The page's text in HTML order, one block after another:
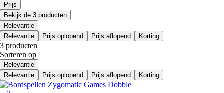
Prijs
Bekijk de 3 producten
Relevantie
Relevantie
Prijs oplopend Prijs aflopend Korting
3 producten
Sorteren op
Relevantie
Relevantie
Prijs oplopend Prijs aflopend Korting